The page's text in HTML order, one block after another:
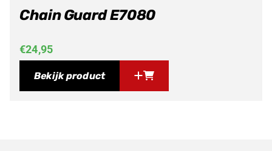
Chain Guard E7080
€24,95
Bekijk product